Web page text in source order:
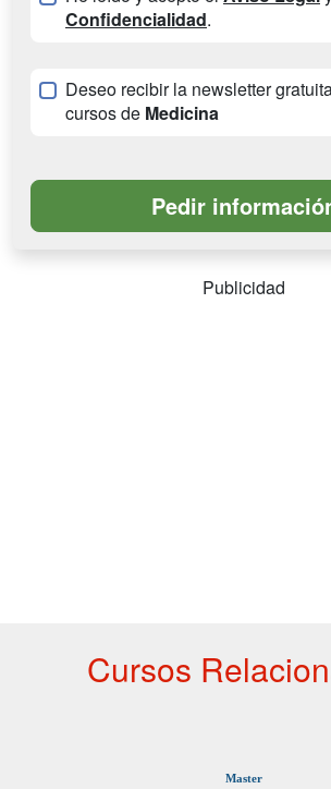
Confidencialidad.
Deseo recibir la newsletter
cursos de Medicina
Publicidad
Cursos
Master